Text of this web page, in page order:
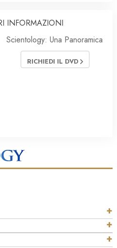
INFORMAZIONI
Scientology: Una Panoramica
RICHIEDI IL DVD